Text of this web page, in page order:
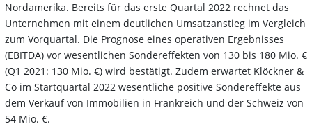
Nordamerika. Bereits für das erste Quartal 2022 rechnet das
Unternehmen mit einem deutlichen Umsatzanstieg im Vergleich
zum Vorquartal. Die Prognose eines operativen Ergebnisses
(EBITDA) vor wesentlichen Sondereffekten von 130 bis 180 Mio. €
(Q1 2021: 130 Mio. €) wird bestätigt. Zudem erwartet Klöckner &
Co im Startquartal 2022 wesentliche positive Sondereffekte aus
dem Verkauf von Immobilien in Frankreich und der Schweiz von
54 Mio. €.